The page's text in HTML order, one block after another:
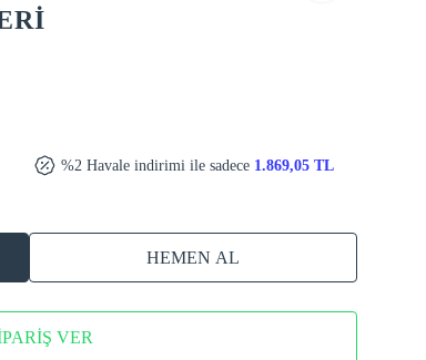
%2 Havale indirimi ile sadece 1.869,05 TL
HEMEN AL
VER